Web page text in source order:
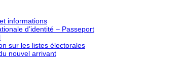
informations
d’identité – Passeport
sur les listes électorales
nouvel arrivant